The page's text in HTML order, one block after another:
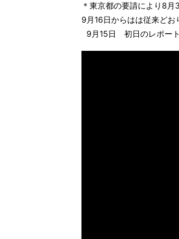
＊東京都の要請により8
9月16日からはは従来どお
9月15日 初日のレポー